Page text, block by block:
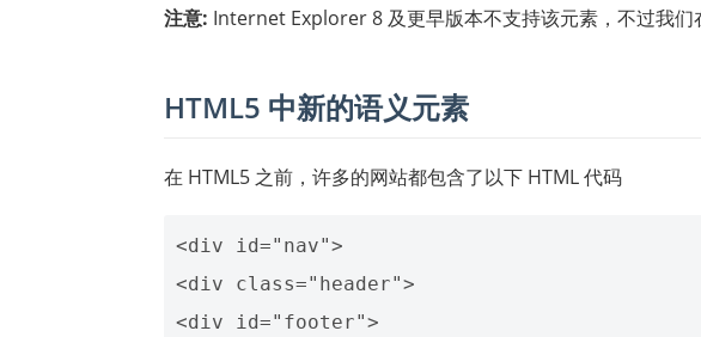
注意: Internet Explorer 8 及更早版本不支持该元素，不过我
HTML5 中新的语义元素
在 HTML5 之前，许多的网站都包含了以下 HTML 代码
<div id="nav">
<div class="header">